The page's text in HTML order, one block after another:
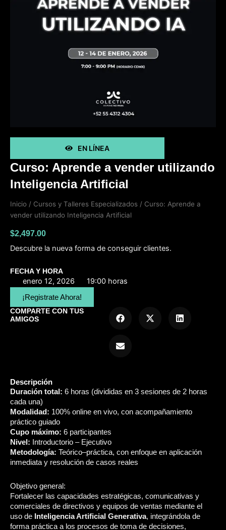
EN LÍNEA
Curso: Aprende a vender utilizando
Inteligencia Artificial
Inicio / Cursos y Talleres Especializados / Curso: Aprende a
vender utilizando Inteligencia Artificial
$2,497.00
Descubre la nueva forma de conseguir clientes.
FECHA Y HORA
enero 12, 2026 19:00 horas
¡Registrate Ahora!
COMPARTE CON TUS
AMIGOS
Descripción
Duración total: 6 horas (divididas en 3 sesiones de 2 horas
cada una)
Modalidad: 100% online en vivo, con acompañamiento
práctico guiado
Cupo máximo: 6 participantes
Nivel: Introductorio – Ejecutivo
Metodología: Teórico–práctica, con enfoque en aplicación
inmediata y resolución de casos reales
Objetivo general:
Fortalecer las capacidades estratégicas, comunicativas y
comerciales de directivos y equipos de ventas mediante el
uso de Inteligencia Artificial Generativa, integrándola de
forma práctica a los procesos de toma de decisiones,